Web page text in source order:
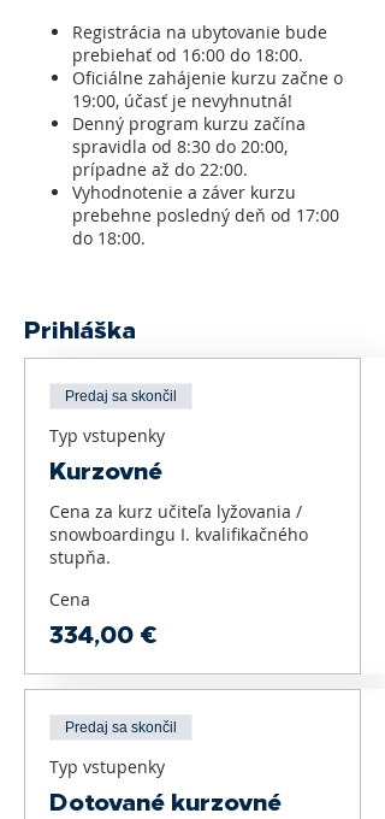
Registrácia na ubytovanie bude
prebiehať od 16:00 do 18:00.
Oficiálne zahájenie kurzu začne o
19:00, účasť je nevyhnutná!
Denný program kurzu začína
spravidla od 8:30 do 20:00,
prípadne až do 22:00.
Vyhodnotenie a záver kurzu
prebehne posledný deň od 17:00
do 18:00.
Prihláška
Predaj sa skončil
Typ vstupenky
Kurzovné
Cena za kurz učiteľa lyžovania /
snowboardingu I. kvalifikačného
stupňa.
Cena
334,00 €
Predaj sa skončil
Typ vstupenky
Dotované kurzovné